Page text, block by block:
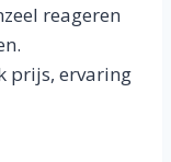
reageren
prijs, ervaring